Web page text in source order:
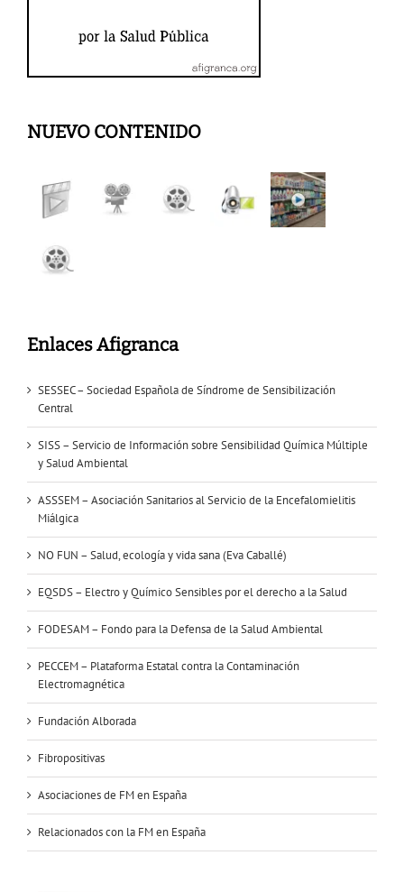
NUEVO CONTENIDO
Enlaces Afigranca
SESSEC – Sociedad Española de Síndrome de Sensibilización
Central
SISS – Servicio de Información sobre Sensibilidad Química Múltiple
y Salud Ambiental
ASSSEM – Asociación Sanitarios al Servicio de la Encefalomielitis
Miálgica
NO FUN – Salud, ecología y vida sana (Eva Caballé)
EQSDS – Electro y Químico Sensibles por el derecho a la Salud
FODESAM – Fondo para la Defensa de la Salud Ambiental
PECCEM – Plataforma Estatal contra la Contaminación
Electromagnética
Fundación Alborada
Fibropositivas
Asociaciones de FM en España
Relacionados con la FM en España